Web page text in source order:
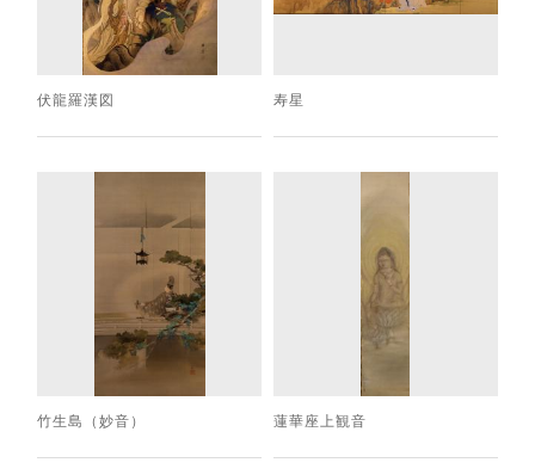
伏龍羅漢図 寿星
竹生島（妙音） 蓮華座上観音